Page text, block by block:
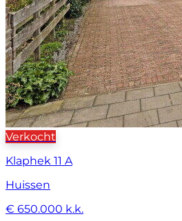
Verkocht
Klaphek 11 A
Huissen
€ 650.000 k.k.